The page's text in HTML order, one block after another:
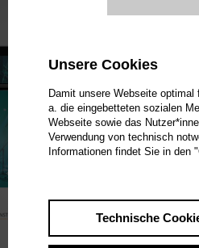
Unsere Cookies
Damit unsere Webseite
a. die eingebetteten sozialen
Webseite sowie das
Verwendung von technisch
Informationen findet Sie in den
Technische